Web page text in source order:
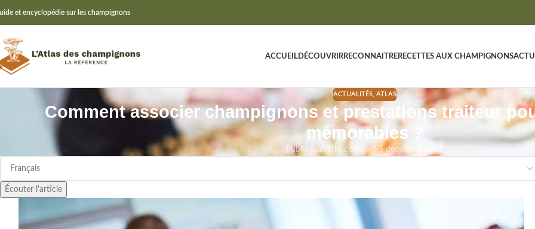
et encyclopédie sur les champignons
ACCUEIL DÉCOUVRIRRECONNAITRERECETTES AUX CHAMPIGNONS
ACTUALITÉS ATLAS
Comment associer champignons et prestations traiteur
mémorables ?
Publié par : atlasch Activé 5 décembre 2025
Écouter l'article